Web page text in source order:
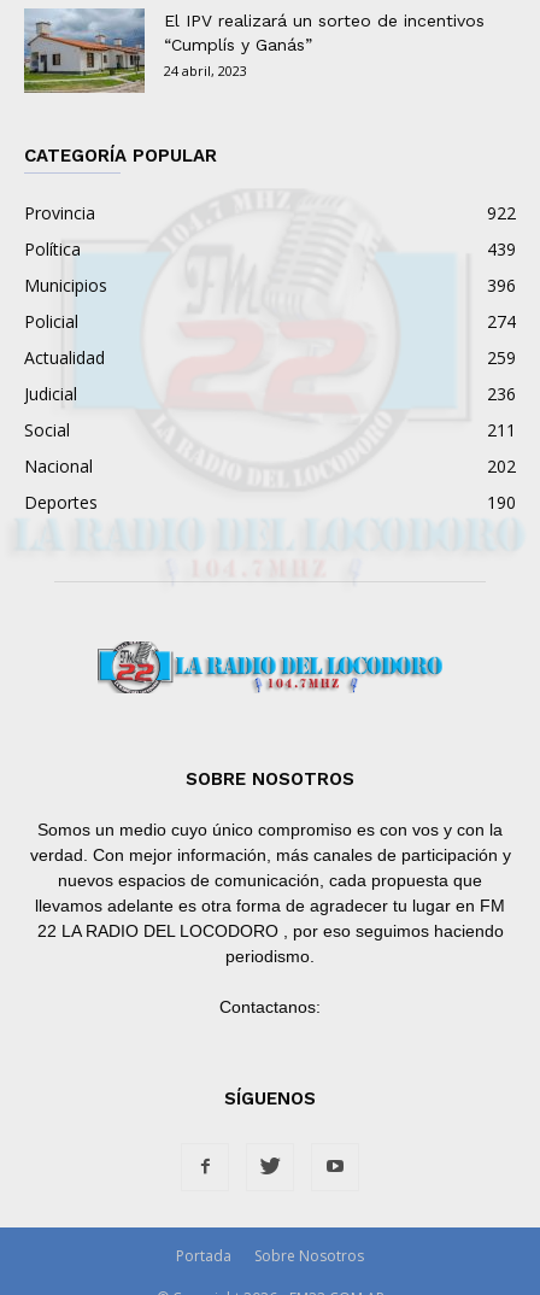
El IPV realizará un sorteo de incentivos
“Cumplís y Ganás”
24 abril, 2023
CATEGORÍA POPULAR
Provincia
922
Política
439
Municipios
396
Policial
274
Actualidad
259
Judicial
236
Social
211
Nacional
202
Deportes
190
SOBRE NOSOTROS
Somos un medio cuyo único compromiso es con vos y con la
verdad. Con mejor información, más canales de participación y
nuevos espacios de comunicación, cada propuesta que
llevamos adelante es otra forma de agradecer tu lugar en FM
22 LA RADIO DEL LOCODORO , por eso seguimos haciendo
periodismo.
Contactanos:
SÍGUENOS
Portada Sobre Nosotros